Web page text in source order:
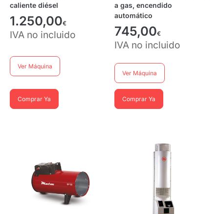
caliente diésel
1.250,00€
IVA no incluido
Ver Máquina
Comprar Ya
a gas, encendido
automático
745,00€
IVA no incluido
Ver Máquina
Comprar Ya